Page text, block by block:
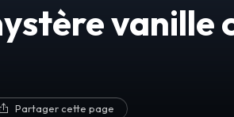
vanille
Partager cette page